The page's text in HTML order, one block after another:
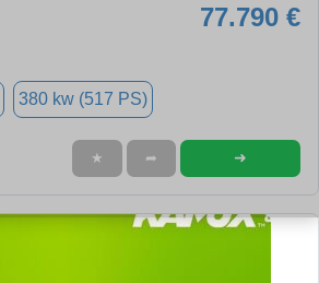
77.790 €
380 kw (517 PS)
★ ➦ ➜